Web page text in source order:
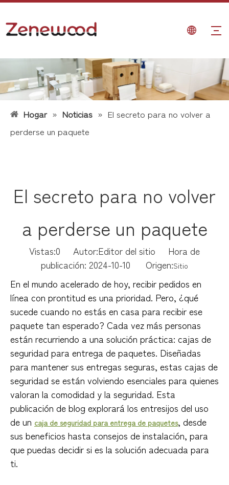
Hogar » Noticias » El secreto para no volver a
perderse un paquete
El secreto para no volver
a perderse un paquete
Vistas:0 Autor:Editor del sitio Hora de
publicación: 2024-10-10 Origen:Sitio
En el mundo acelerado de hoy, recibir pedidos en
línea con prontitud es una prioridad. Pero, ¿qué
sucede cuando no estás en casa para recibir ese
paquete tan esperado? Cada vez más personas
están recurriendo a una solución práctica: cajas de
seguridad para entrega de paquetes. Diseñadas
para mantener sus entregas seguras, estas cajas de
seguridad se están volviendo esenciales para quienes
valoran la comodidad y la seguridad. Esta
publicación de blog explorará los entresijos del uso
de un caja de seguridad para entrega de paquetes, desde
sus beneficios hasta consejos de instalación, para
que puedas decidir si es la solución adecuada para
ti.